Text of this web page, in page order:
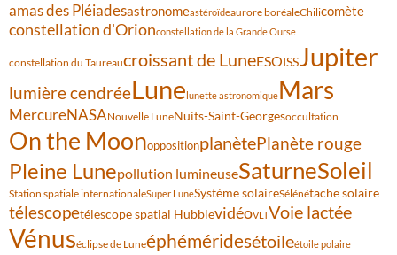
amas des Pléiadesastronomeastéroïdeaurore boréaleChilicomète
constellation d'Orionconstellation de la Grande Ourse
constellation du Taureaucroissant de LuneESOISSJupiter
lumière cendréeLune lunette astronomiqueMars
MercureNASANouvelle LuneNuits-Saint-Georgesoccultation
On the MoonoppositionplanètePlanète rouge
Pleine Lunepollution lumineuseSaturneSoleil
Station spatiale internationaleSuper LuneSystème solaireSélénétache solaire
télescopetélescope spatial HubblevidéoVLTVoie lactée
Vénuséclipse de Luneéphéméridesétoileétoile polaire